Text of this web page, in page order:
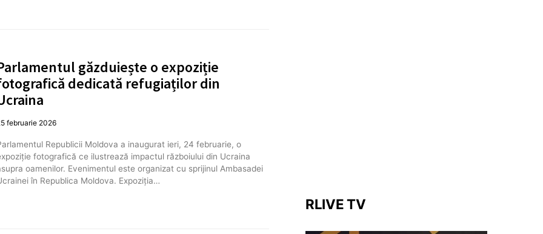
găzduiește o expoziție
dedicată refugiaților din
februarie 2026
Republicii Moldova a inaugurat ieri, 24 februarie, o
fotografică ce ilustrează impactul războiului din Ucraina
oamenilor. Evenimentul este organizat cu sprijinul Ambasadei
în Republica Moldova. Expoziția…
RLIVE TV